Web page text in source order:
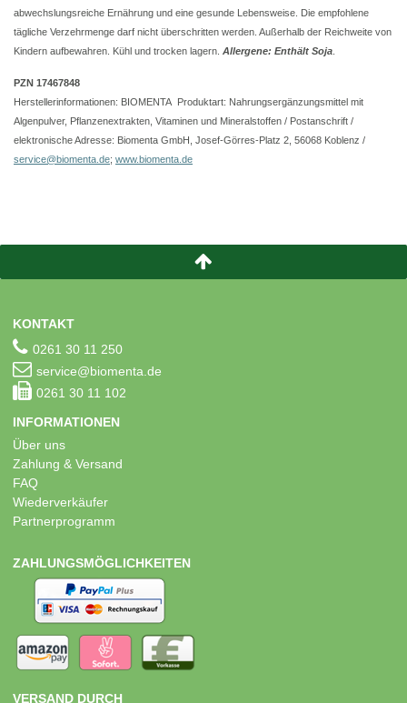
abwechslungsreiche Ernährung und eine gesunde Lebensweise. Die empfohlene
tägliche Verzehrmenge darf nicht überschritten werden. Außerhalb der Reichweite von
Kindern aufbewahren. Kühl und trocken lagern. Allergene: Enthält Soja
PZN 17467848
Herstellerinformationen: BIOMENTA Produktart: Nahrungsergänzungsmittel mit
Algenpulver, Pflanzenextrakten, Vitaminen und Mineralstoffen / Postanschrift /
elektronische Adresse: Biomenta GmbH, Josef-Görres-Platz 2, 56068 Koblenz /
service@biomenta.de; www.biomenta.de
KONTAKT
0261 30 11 250
service@biomenta.de
0261 30 11 102
INFORMATIONEN
Über uns
Zahlung & Versand
FAQ
Wiederverkäufer
Partnerprogramm
ZAHLUNGSMÖGLICHKEITEN
VERSAND DURCH